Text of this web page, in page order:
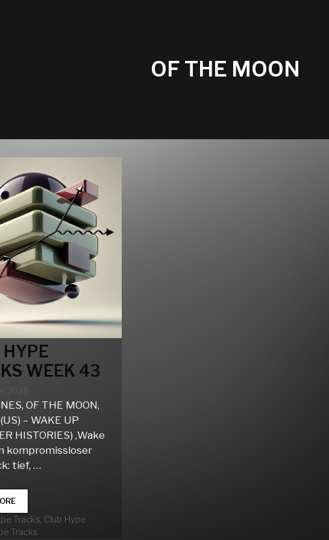
OF THE MOON
WEEK 43
OF THE MOON,
– WAKE UP
HISTORIES) ‚Wake
kompromissloser
tief, …
CLUB
HYPE
TRACKS
WEEK
Tracks, Club Hype
Tracks